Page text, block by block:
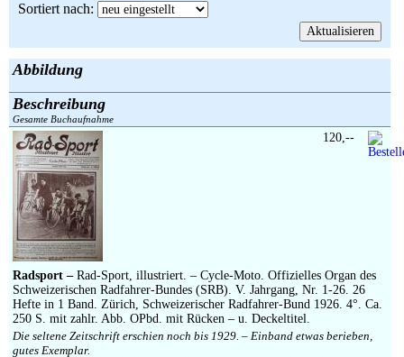
Suchergebnisse
AGB
Widerruf
Über uns
Aktuelle Kataloge
Kontakt
Ankauf
Links
Impressum
Sortiert nach:
Abbildung
Beschreibung
Gesamte Buchaufnahme
Radsport – Rad-Sport, illustriert. – Cycle-Moto. Offizielles Organ des
Schweizerischen Radfahrer-Bundes (SRB). V. Jahrgang, Nr. 1-26. 26
Hefte in 1 Band. Zürich, Schweizerischer Radfahrer-Bund 1926. 4°. Ca.
250 S. mit zahlr. Abb. OPbd. mit Rücken – u. Deckeltitel.
Die seltene Zeitschrift erschien noch bis 1929. – Einband etwas berieben,
gutes Exemplar.
120,--